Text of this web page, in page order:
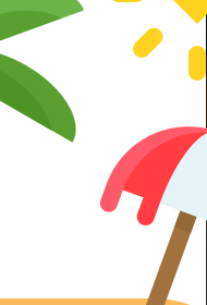
ALU kola
Platcom
DPH.